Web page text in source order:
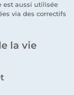
est aussi utilisée
via des correctifs
la vie